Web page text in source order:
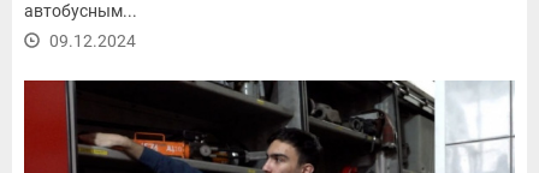
автобусным...
09.12.2024